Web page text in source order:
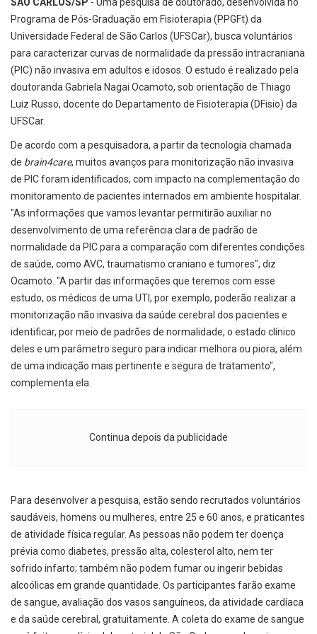
Programa de Pós-Graduação em Fisioterapia (PPGFt) da
Universidade Federal de São Carlos (UFSCar), busca voluntários
para caracterizar curvas de normalidade da pressão intracraniana
(PIC) não invasiva em adultos e idosos. O estudo é realizado pela
doutoranda Gabriela Nagai Ocamoto, sob orientação de Thiago
Luiz Russo, docente do Departamento de Fisioterapia (DFisio) da
UFSCar.
De acordo com a pesquisadora, a partir da tecnologia chamada
de brain4care, muitos avanços para monitorização não invasiva
de PIC foram identificados, com impacto na complementação do
monitoramento de pacientes internados em ambiente hospitalar.
"As informações que vamos levantar permitirão auxiliar no
desenvolvimento de uma referência clara de padrão de
normalidade da PIC para a comparação com diferentes condições
de saúde, como AVC, traumatismo craniano e tumores", diz
Ocamoto. "A partir das informações que teremos com esse
estudo, os médicos de uma UTI, por exemplo, poderão realizar a
monitorização não invasiva da saúde cerebral dos pacientes e
identificar, por meio de padrões de normalidade, o estado clínico
deles e um parâmetro seguro para indicar melhora ou piora, além
de uma indicação mais pertinente e segura de tratamento",
complementa ela.
Continua depois da publicidade
Para desenvolver a pesquisa, estão sendo recrutados voluntários
saudáveis, homens ou mulheres, entre 25 e 60 anos, e praticantes
de atividade física regular. As pessoas não podem ter doença
prévia como diabetes, pressão alta, colesterol alto, nem ter
sofrido infarto; também não podem fumar ou ingerir bebidas
alcoólicas em grande quantidade. Os participantes farão exame
de sangue, avaliação dos vasos sanguíneos, da atividade cardíaca
e da saúde cerebral, gratuitamente. A coleta do exame de sangue